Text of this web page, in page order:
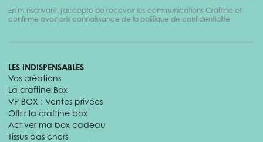
En m'inscrivant, j'accepte de recevoir les communications Craftine et
confirme avoir pris connaissance de la politique de confidentialité
LES INDISPENSABLES
Vos créations
La craftine Box
VP BOX : Ventes privées
Offrir la craftine box
Activer ma box cadeau
Tissus pas chers